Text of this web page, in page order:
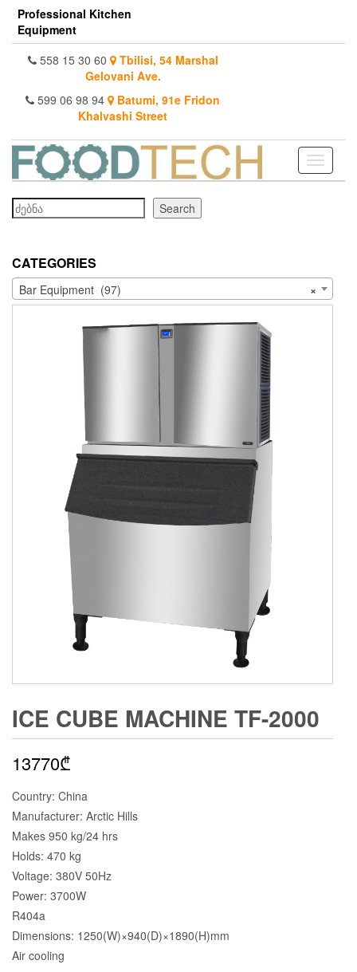
Skip
the
content
Professional Kitchen
Equipment
558 15 30 60
Tbilisi, 54 Marshal
Gelovani Ave.
599 06 98 94
Batumi, 91e Fridon
Khalvashi Street
Toggle
Search
Search
CATEGORIES
×
Bar Equipment (97)
ICE CUBE MACHINE TF-2000
13770₾
Country: China
Manufacturer: Arctic Hills
Makes 950 kg/24 hrs
Holds: 470 kg
Voltage: 380V 50Hz
Power: 3700W
R404a
Dimensions: 1250(W)×940(D)×1890(H)mm
Air cooling